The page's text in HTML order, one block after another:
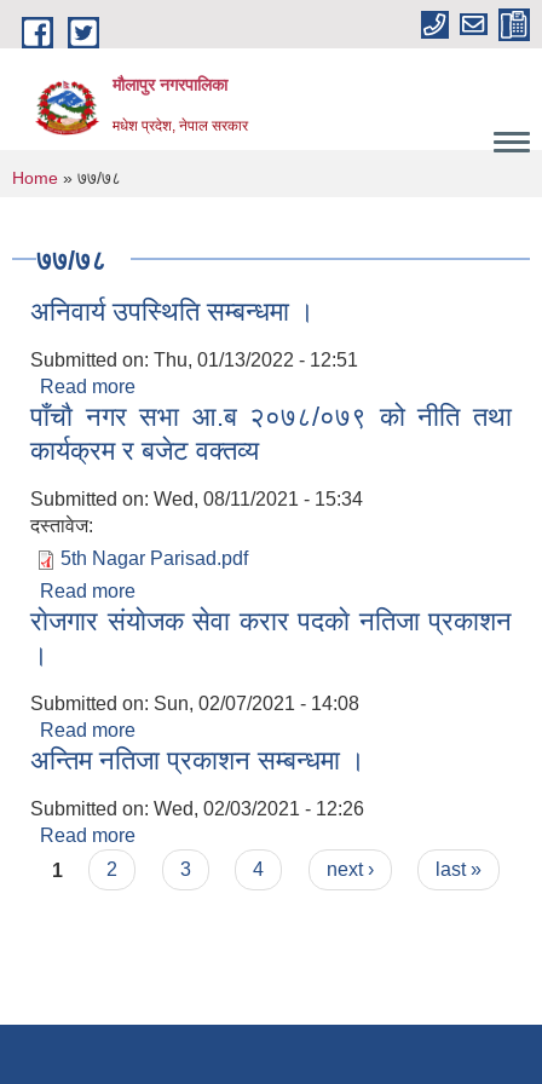
Skip to main content
मौलापुर नगरपालिका
मधेश प्रदेश, नेपाल सरकार
You are here
Home » ७७/७८
७७/७८
अनिवार्य उपस्थिति सम्बन्धमा ।
Submitted on: Thu, 01/13/2022 - 12:51
Read more
पाँचाै नगर सभा आ.ब २०७८/०७९ को नीति तथा
कार्यक्रम र बजेट वक्तव्य
Submitted on: Wed, 08/11/2021 - 15:34
दस्तावेज:
5th Nagar Parisad.pdf
Read more
कार्यक्रम र बजेट वक्तव्य
राेजगार संयाेजक सेवा करार पदकाे नतिजा प्रकाशन
।
Submitted on: Sun, 02/07/2021 - 14:08
Read more
।
अन्तिम नतिजा प्रकाशन सम्बन्धमा ।
Submitted on: Wed, 02/03/2021 - 12:26
Read more
Pages
1 2 3 4 next › last »